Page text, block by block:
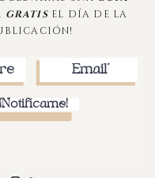
GRATISEL DÍA DE LA
¡Notifícame!